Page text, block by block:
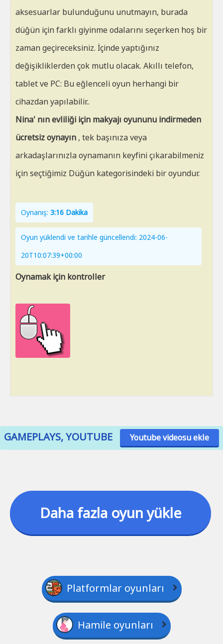
aksesuarlar bulunduğunu unutmayın, burada
düğün için farklı giyinme odalarını seçerken hoş bir
zaman geçireceksiniz. İçinde yaptığınız
değişikliklerden çok mutlu olacak. Akıllı telefon,
tablet ve PC: Bu eğlenceli oyun herhangi bir
cihazdan yapılabilir..
Nina' nın evliliği için makyajı oyununu indirmeden
ücretsiz oynayın , tek başınıza veya
arkadaşlarınızla oynamanın keyfini çıkarabilmeniz
için seçtiğimiz Düğün kategorisindeki bir oyundur.
Oynanış: 3:16 Dakika
Oyun yüklendi ve tarihle güncellendi: 2024-06-
20T10:07:39+00:00
Oynamak için kontroller
GAMEPLAYS, YOUTUBE Youtube videosu ekle
Daha fazla oyun yükle
Platformlar oyunları
Hamile oyunları